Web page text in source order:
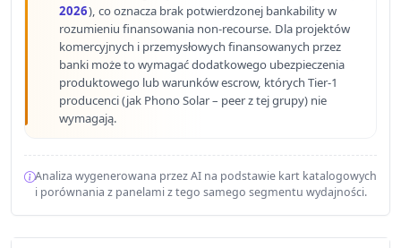
2026), co oznacza brak potwierdzonej bankability w
rozumieniu finansowania non-recourse. Dla projektów
komercyjnych i przemysłowych finansowanych przez
banki może to wymagać dodatkowego ubezpieczenia
produktowego lub warunków escrow, których Tier-1
producenci (jak Phono Solar – peer z tej grupy) nie
wymagają.
Analiza wygenerowana przez AI na podstawie kart katalogowych
i porównania z panelami z tego samego segmentu wydajności.